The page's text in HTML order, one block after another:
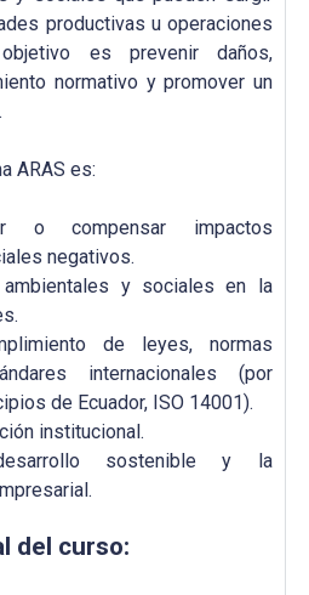
productivas u operaciones
es prevenir daños,
normativo y promover un
ARAS es:
o compensar impactos
negativos.
y sociales en la
de leyes, normas
internacionales (por
de Ecuador, ISO 14001).
institucional.
sostenible y la
del curso: